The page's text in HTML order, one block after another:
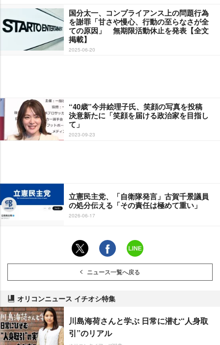
国分太一、コンプライアンス上の問題行為
を謝罪「甘さや慢心、行動の至らなさが全
ての原因」 無期限活動休止を発表【全文
掲載】
2025-06-20
“40歳”今井絵理子氏、笑顔の写真を投稿
決意新たに「笑顔を届ける政治家を目指し
て」
2023-09-23
立憲民主党、「自衛隊発言」古賀千景議員
の処分伝える「その責任は極めて重い」
2026-06-17
ニュース一覧へ戻る
オリコンニュース イチオシ特集
川島海荷さんと学ぶ 日常に潜む“人身取
引”のリアル